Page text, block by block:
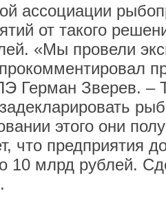
ассоциации
от такого
«Мы провели
Герман Зверев. –
этого они
что предприятия
10 млрд рублей.